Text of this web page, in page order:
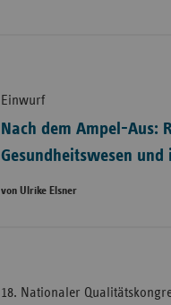
Einwurf
Nach dem Ampel-Aus:
Gesundheitswesen
von Ulrike Elsner
18. Nationaler